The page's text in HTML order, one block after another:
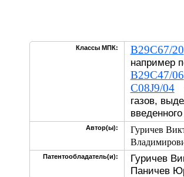
Классы МПК: B29C67/20
например
B29C47/06
C08J9/04с
газов,
Автор(ы): Гуричев
Патентообладатель(и):
Гуричев
Паничев